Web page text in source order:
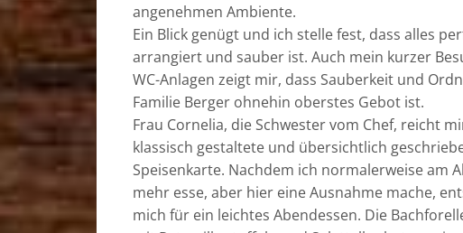
angenehmen Ambiente.
Ein Blick genügt und ich stelle fest, dass alles
arrangiert und sauber ist. Auch mein kurzer
WC-Anlagen zeigt mir, dass Sauberkeit und
Familie Berger ohnehin oberstes Gebot ist.
Frau Cornelia, die Schwester vom Chef, reicht
klassisch gestaltete und übersichtlich
Speisenkarte. Nachdem ich normalerweise am
mehr esse, aber hier eine Ausnahme mache,
mich für ein leichtes Abendessen. Die